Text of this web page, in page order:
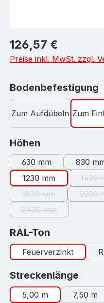
Regulärer Preis:
126,57 €
Preise inkl. MwSt. zzgl.
Bodenbefestigung
Zum Aufdübeln Zum
Höhen
630 mm 830
1230 mm
1430
1830 mm
(Diese Option ist
2030
2430 mm
(Diese Option ist
RAL-Ton
Feuerverzinkt
Streckenlänge
5,00 m 7,50 m